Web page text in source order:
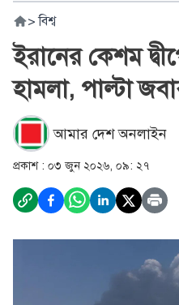
> বিশ্ব
ইরানের কেশম
হামলা, পাল্টা
আমার দেশ অনলাইন
প্রকাশ : ০৩ জুন ২০২৬, ০৯: ২৭